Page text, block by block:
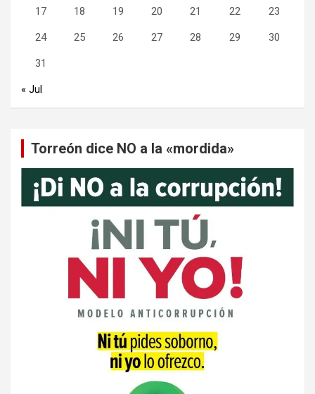
17 18 19 20 21 22 23
24 25 26 27 28 29 30
31
« Jul
Torreón dice NO a la «mordida»